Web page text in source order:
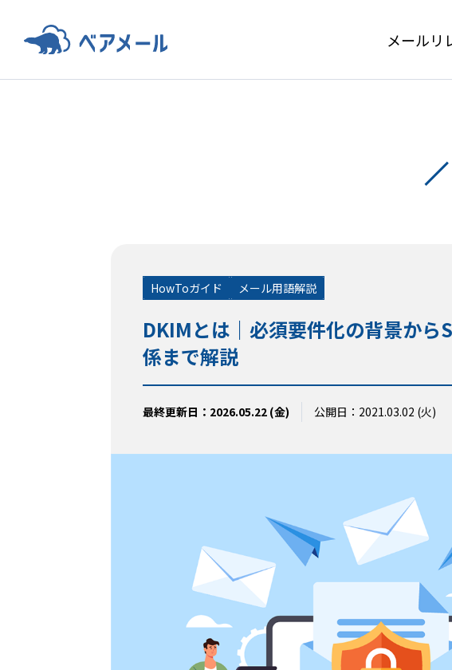
メールリ
HowToガイド メール用語解説
DKIMとは｜必須要件化の背景から
係まで解説
最終更新日：2026.05.22 (金) 公開日：2021.03.02 (火)